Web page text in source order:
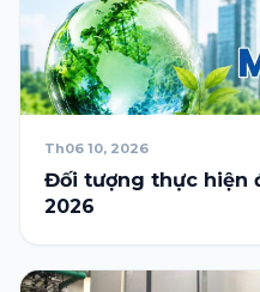
Th06 10, 2026
Đối tượng thực hiện
2026